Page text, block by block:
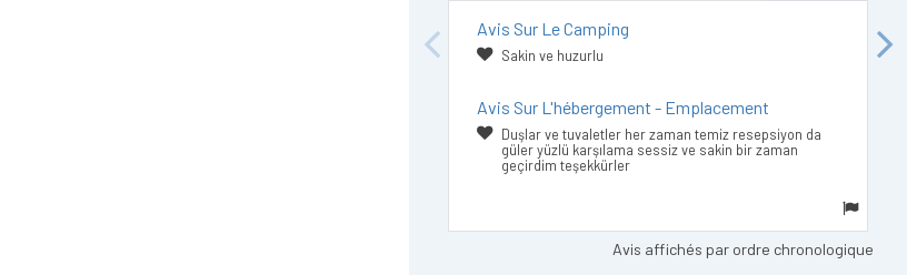
Previous
Avis Sur Le Camping
Sakin ve huzurlu
Avis Sur L'hébergement - Emplacement
Duşlar ve tuvaletler her zaman temiz resepsiyon da
güler yüzlü karşılama sessiz ve sakin bir zaman
geçirdim teşekkürler
Next
Avis affichés par ordre chronologique